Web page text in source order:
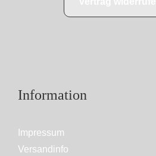
Information
Impressum
Versandinfo